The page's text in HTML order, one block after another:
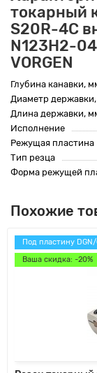
токарный
S20R-4C
N123H2-
VORGEN
Глубина канавки,
Диаметр
Длина державки,
Исполнение
Режущая пластина
Тип резца
Форма режущей
Похожие
Под пластину DGN/
Ваша скидка: -20%